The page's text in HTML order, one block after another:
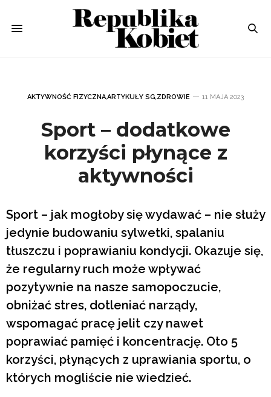
AKTYWNOŚĆ FIZYCZNA,ARTYKUŁY SG,ZDROWIE 11 MAJA 2023
Sport – dodatkowe
korzyści płynące z
aktywności
Sport – jak mogłoby się wydawać – nie służy
jedynie budowaniu sylwetki, spalaniu
tłuszczu i poprawianiu kondycji. Okazuje się,
że regularny ruch może wpływać
pozytywnie na nasze samopoczucie,
obniżać stres, dotleniać narządy,
wspomagać pracę jelit czy nawet
poprawiać pamięć i koncentrację. Oto 5
korzyści, płynących z uprawiania sportu, o
których mogliście nie wiedzieć.